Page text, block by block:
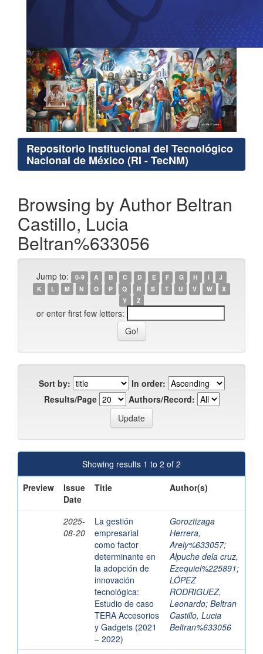
Repositorio Institucional del Tecnológico
Nacional de México (RI - TecNM)
Browsing by Author Beltran
Castillo, Lucia
Beltran%633056
Jump to: 0-9 A B C D E F G H I
J
K
L M N O P Q R S T U V W
X
Y
Z
or enter first few letters:
Sort by:
In order:
Results/Page
Authors/Record:
Showing results 1 to 2 of 2
Preview
Issue
Date
Title Author(s)
2025-
08-20
La gestión
empresarial
como factor
determinante en
la adopción de
innovación
tecnológica:
Estudio de caso
TERA Accesorios
y Gadgets (2021
– 2022)
Goroztizaga
Herrera,
Arely%633057;
Alpuche dela cruz,
Ezequiel%225891;
LÓPEZ
RODRIGUEZ,
Leonardo; Beltran
Castillo, Lucia
Beltran%633056